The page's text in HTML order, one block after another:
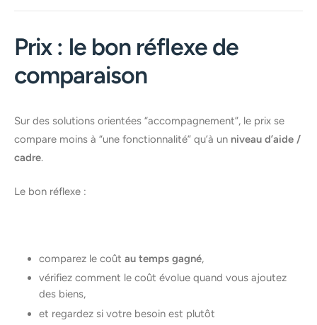
Prix : le bon réflexe de
comparaison
Sur des solutions orientées “accompagnement”, le prix se
compare moins à “une fonctionnalité” qu’à un niveau d’aide /
cadre.
Le bon réflexe :
comparez le coût au temps gagné,
vérifiez comment le coût évolue quand vous ajoutez
des biens,
et regardez si votre besoin est plutôt